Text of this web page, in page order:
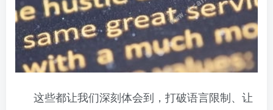
这些都让我们深刻体会到，打破语言限制、让